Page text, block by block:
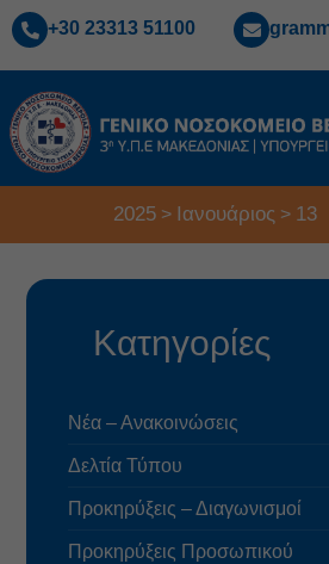
+30 23313 51100
2025> Ιανουάριος > 13
Κατηγορίες
Νέα – Ανακοινώσεις
Δελτία Τύπου
Προκηρύξεις – Διαγωνισμοί
Προκηρύξεις Προσωπικού